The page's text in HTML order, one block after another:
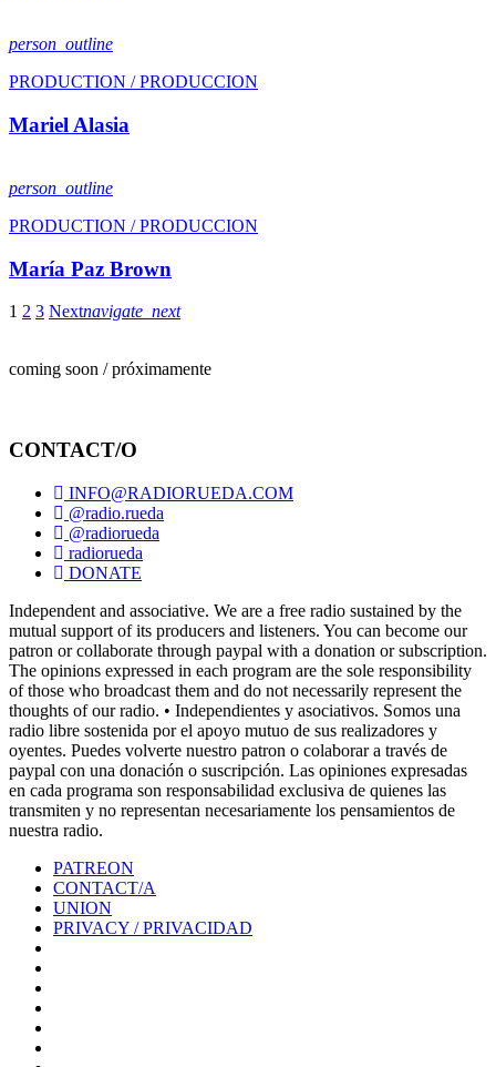
person_outline
PRODUCTION / PRODUCCION
Mariel Alasia
person_outline
PRODUCTION / PRODUCCION
María Paz Brown
1 2 3 Nextnavigate_next
coming soon / próximamente
CONTACT/O
INFO@RADIORUEDA.COM
@radio.rueda
@radiorueda
radiorueda
DONATE
Independent and associative. We are a free radio sustained by the
mutual support of its producers and listeners. You can become our
patron or collaborate through paypal with a donation or subscription.
The opinions expressed in each program are the sole responsibility
of those who broadcast them and do not necessarily represent the
thoughts of our radio. • Independientes y asociativos. Somos una
radio libre sostenida por el apoyo mutuo de sus realizadores y
oyentes. Puedes volverte nuestro patron o colaborar a través de
paypal con una donación o suscripción. Las opiniones expresadas
en cada programa son responsabilidad exclusiva de quienes las
transmiten y no representan necesariamente los pensamientos de
nuestra radio.
PATREON
CONTACT/A
UNION
PRIVACY / PRIVACIDAD